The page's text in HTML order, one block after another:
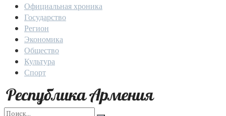
Официальная хроника
Государство
Регион
Экономика
Общество
Культура
Спорт